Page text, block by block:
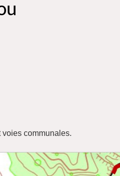
communales.